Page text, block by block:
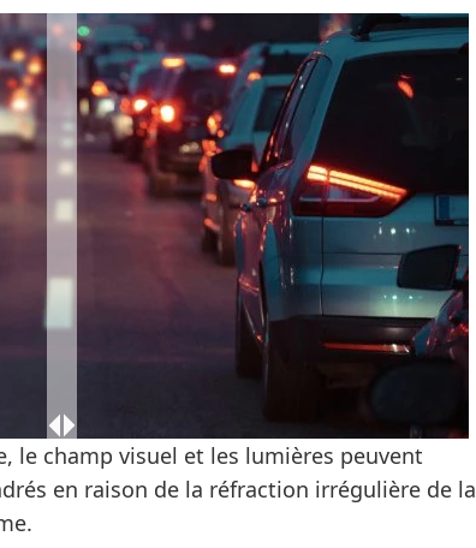
le champ visuel et les lumières peuvent
en raison de la réfraction irrégulière de la